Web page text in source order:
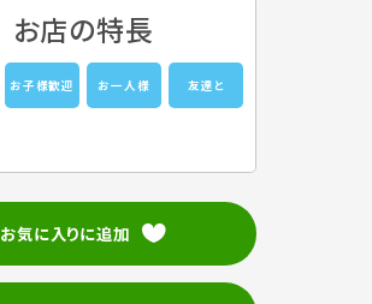
お店の特長
お子様歓迎 お一人様 友達と
お気に入りに追加